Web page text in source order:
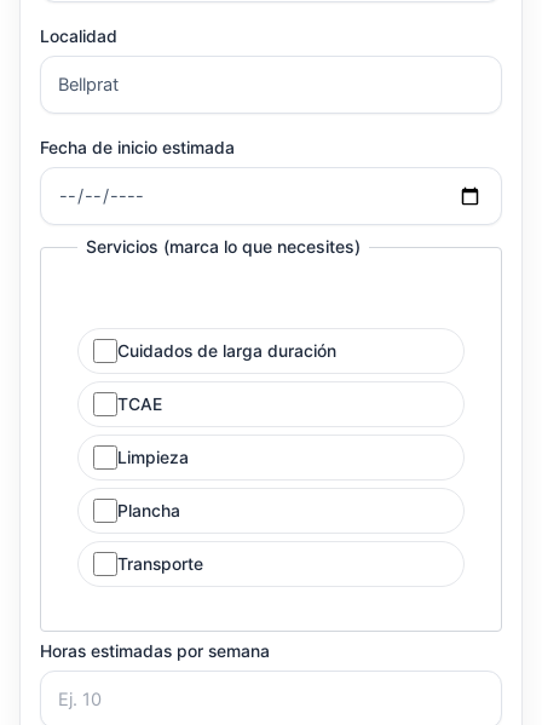
Localidad
Fecha de inicio estimada
Servicios (marca lo que necesites)
Cuidados de larga duración
TCAE
Limpieza
Plancha
Transporte
Horas estimadas por semana